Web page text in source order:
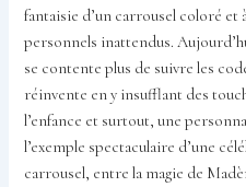
fantaisie d’un carrousel coloré et
personnels inattendus.
se contente plus de suivre les
réinvente en y insufflant des
l’enfance et surtout, une
l’exemple spectaculaire d’une
carrousel, entre la magie de